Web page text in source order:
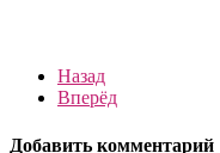
Назад
Вперёд
Добавить комментарий